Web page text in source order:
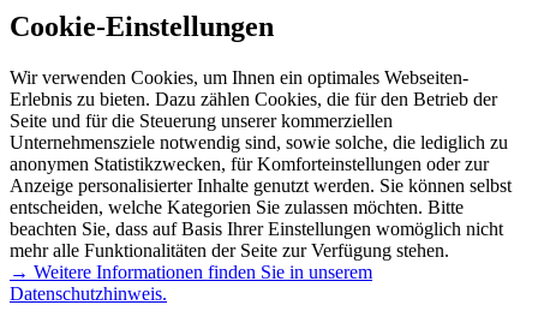
Cookie-Einstellungen
Wir verwenden Cookies, um Ihnen ein optimales Webseiten-
Erlebnis zu bieten. Dazu zählen Cookies, die für den Betrieb der
Seite und für die Steuerung unserer kommerziellen
Unternehmensziele notwendig sind, sowie solche, die lediglich zu
anonymen Statistikzwecken, für Komforteinstellungen oder zur
Anzeige personalisierter Inhalte genutzt werden. Sie können selbst
entscheiden, welche Kategorien Sie zulassen möchten. Bitte
beachten Sie, dass auf Basis Ihrer Einstellungen womöglich nicht
mehr alle Funktionalitäten der Seite zur Verfügung stehen.
→ Weitere Informationen finden Sie in unserem
Datenschutzhinweis.